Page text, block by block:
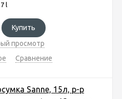
l
Купить
просмотр
Сравнение
Sanne, 15л, р-р